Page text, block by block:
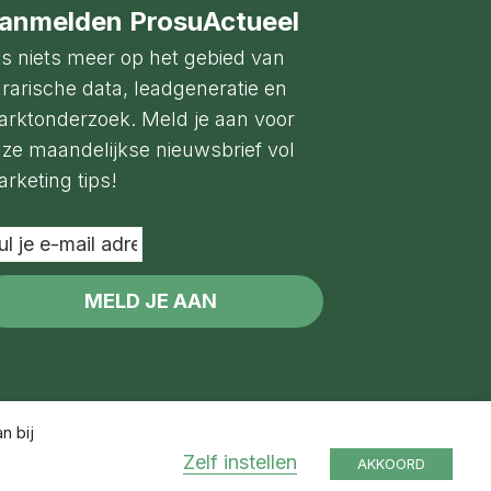
ProsuActueel
niets meer op het gebied van
data, leadgeneratie en
Meld je aan voor
maandelijkse nieuwsbrief vol
tips!
bij
Zelf instellen AKKOORD